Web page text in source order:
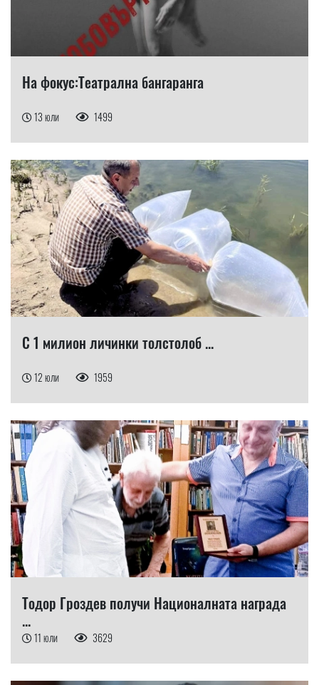
На фокус:Театрална бангаранга
13 юли 1499
С 1 милион личинки толстолоб ...
12 юли 1959
Тодор Гроздев получи Националната награда
...
11 юли 3629